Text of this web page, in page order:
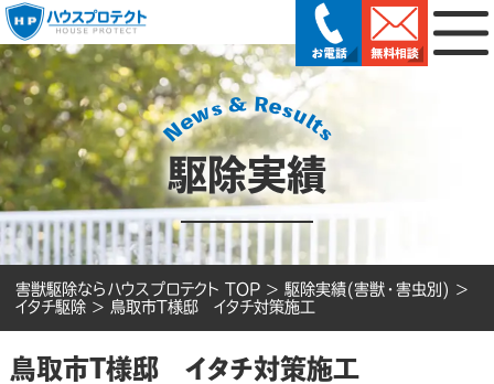
駆除実績
害獣駆除ならハウスプロテクト TOP > 駆除実績(害獣・害虫別) >
イタチ駆除 > 鳥取市T様邸 イタチ対策施工
鳥取市T様邸 イタチ対策施工